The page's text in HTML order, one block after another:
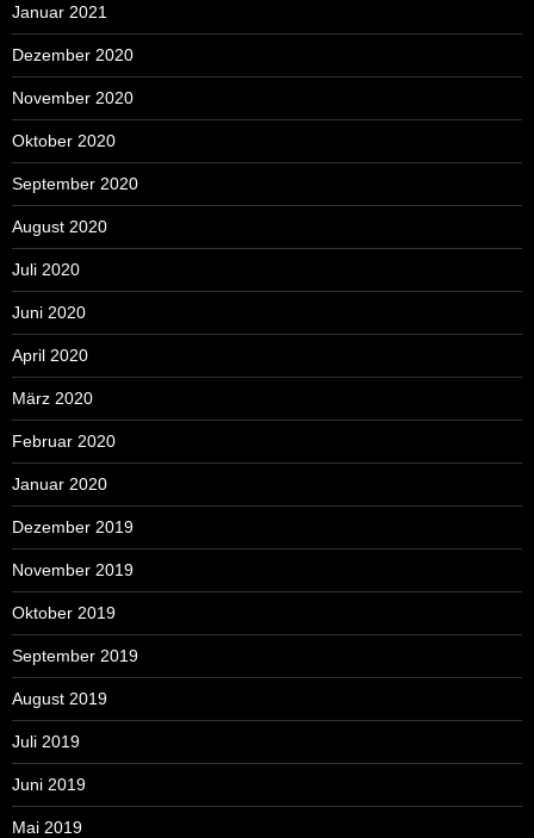
Januar 2021
Dezember 2020
November 2020
Oktober 2020
September 2020
August 2020
Juli 2020
Juni 2020
April 2020
März 2020
Februar 2020
Januar 2020
Dezember 2019
November 2019
Oktober 2019
September 2019
August 2019
Juli 2019
Juni 2019
Mai 2019